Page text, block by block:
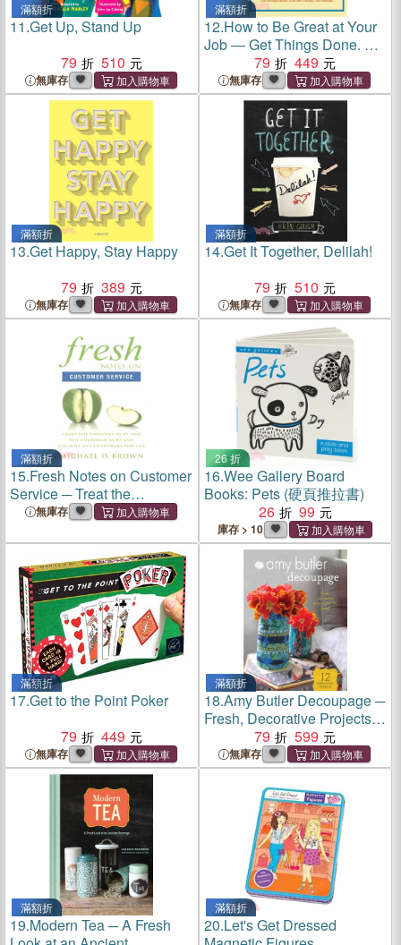
滿額折
11.Get Up, Stand Up
79
510
無庫存
滿額折
12.How to Be Great at Your
Job ― Get Things Done. Get
the Credit. Get Ahead.
79 449
無庫存
滿額折
13.Get Happy, Stay Happy
79
389
無庫存
滿額折
14.Get It Together, Delilah!
79
510
無庫存
滿額折
15.Fresh Notes on Customer
Service ─ Treat the
Employee As #1 and the
Will Get Customers for Life
無庫存
26 折
16.Wee Gallery Board
Books: Pets (硬頁推拉書)
26
99
庫存 > 10
滿額折
17.Get to the Point Poker
79
449
無庫存
滿額折
18.Amy Butler Decoupage ─
Fresh, Decorative Projects
for the Home
79 599
無庫存
滿額折
19.Modern Tea ─ A Fresh
滿額折
20.Let's Get Dressed